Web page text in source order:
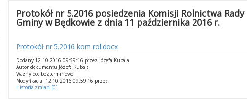
Protokół nr 5.2016 posiedzenia Komisji Rolnictwa Rady
Gminy w Będkowie z dnia 11 października 2016 r.
Protokół nr 5.2016 kom rol.docx
Dodany 12.10.2016 09:59:16 przez Józefa Kubala
Autor dokumentu Józefa Kubala
Ważny do: bezterminowo
Modyfikacja: 12.10.2016 09:59:16 przez
Historia zmian [0]